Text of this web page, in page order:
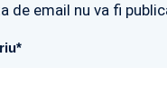
de email nu va fi
*